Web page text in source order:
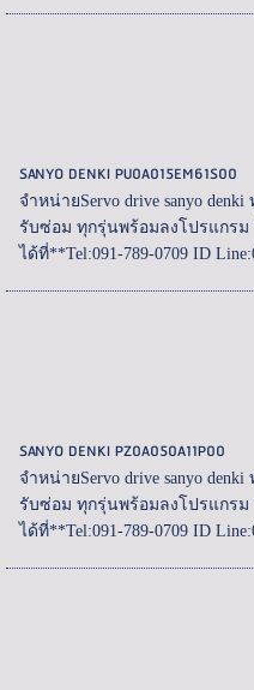
SANYO DENKI PU0A015EM61S00
จำหน่ายServo drive sanyo
รับซ่อม ทุกรุ่นพร้อมลงโปรแกร
ได้ที่**Tel:091-789-0709 ID
SANYO DENKI PZ0A050A11P00
จำหน่ายServo drive sanyo
รับซ่อม ทุกรุ่นพร้อมลงโปรแกร
ได้ที่**Tel:091-789-0709 ID